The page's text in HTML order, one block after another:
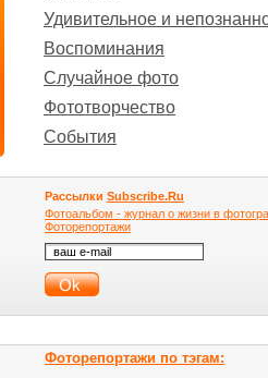
Удивительное и
Воспоминания
Случайное фото
Фототворчество
События
Рассылки Subscribe.Ru
Фотоальбом - журнал о жизни в
Фоторепортажи
Фоторепортажи по тэгам: